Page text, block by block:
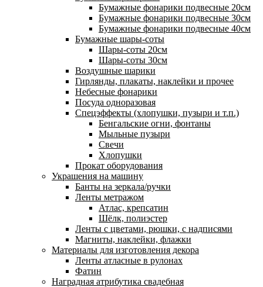
Бумажные фонарики подвесные 20см
Бумажные фонарики подвесные 30см
Бумажные фонарики подвесные 40см
Бумажные шары-соты
Шары-соты 20см
Шары-соты 30см
Воздушные шарики
Гирлянды, плакаты, наклейки и прочее
Небесные фонарики
Посуда одноразовая
Спецэффекты (хлопушки, пузыри и т.п.)
Бенгальские огни, фонтаны
Мыльные пузыри
Свечи
Хлопушки
Прокат оборудования
Украшения на машину
Банты на зеркала/ручки
Ленты метражом
Атлас, крепсатин
Шёлк, полиэстер
Ленты с цветами, рюшки, с надписями
Магниты, наклейки, флажки
Материалы для изготовления декора
Ленты атласные в рулонах
Фатин
Наградная атрибутика свадебная